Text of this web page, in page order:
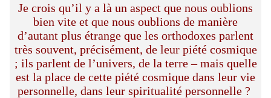
Je crois qu’il y a là un aspect que nous oublions
bien vite et que nous oublions de manière
d’autant plus étrange que les orthodoxes parlent
très souvent, précisément, de leur piété cosmique
; ils parlent de l’univers, de la terre – mais quelle
est la place de cette piété cosmique dans leur vie
personnelle, dans leur spiritualité personnelle ?